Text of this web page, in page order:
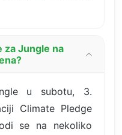
za Jungle na
u subotu, 3.
Climate Pledge
se na nekoliko